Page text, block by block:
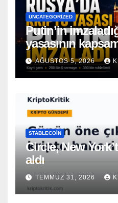
UNCATEGORIZED
Putin’in
yasasının
AĞUSTOS 5, 2026
STABLECOIN
Circle, New
aldı
TEMMUZ 31, 2026